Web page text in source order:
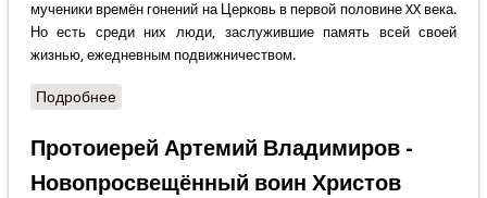
мученики времён гонений на Церковь в первой половине XX века.
Но есть среди них люди, заслужившие память всей своей
жизнью, ежедневным подвижничеством.
Подробнеео Виктор Колесников - Подвиг Святителя
Протоиерей Артемий Владимиров -
Новопросвещённый воин Христов